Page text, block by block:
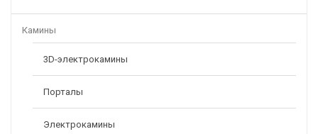
Камины
3D-электрокамины
Порталы
Электрокамины